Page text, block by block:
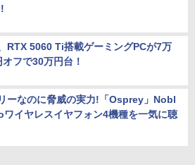
RTX 5060 Ti搭載ゲーミングPCが7万
フで30万円台！
ーなのに脅威の実力!「Osprey」Nobl
イヤレスイヤフォン4機種を一気に聴